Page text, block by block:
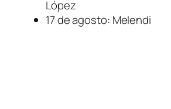
López
17 de agosto: Melendi